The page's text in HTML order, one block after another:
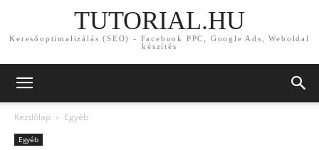
TUTORIAL.HU
Keresőoptimalizálás (SEO) - Facebook PPC, Google Ads, Weboldal
készítés
Kezdőlap Egyéb
Egyéb